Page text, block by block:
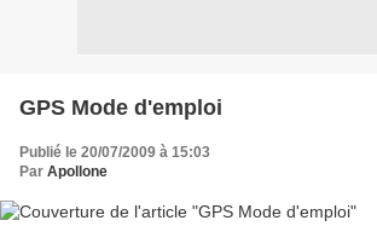
GPS Mode d'emploi
Publié le 20/07/2009 à 15:03
Par Apollone